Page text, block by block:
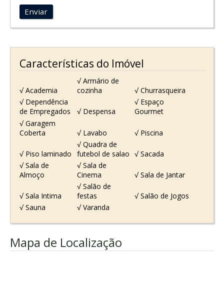
Enviar
Características do Imóvel
√ Academia
√ Armário de
cozinha
√ Churrasqueira
√ Dependência
de Empregados
√ Despensa
√ Espaço
Gourmet
√ Garagem
Coberta
√ Lavabo √ Piscina
√ Piso laminado
√ Quadra de
futebol de salao √ Sacada
√ Sala de
Almoço
√ Sala de
Cinema
√ Sala de Jantar
√ Sala Intima
√ Salão de
festas
√ Salão de Jogos
√ Sauna
√ Varanda
Mapa de Localização